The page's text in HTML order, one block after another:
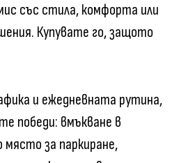
със стила, комфорта или
Купувате го, защото
и ежедневната рутина,
победи: вмъкване в
място за паркиране,